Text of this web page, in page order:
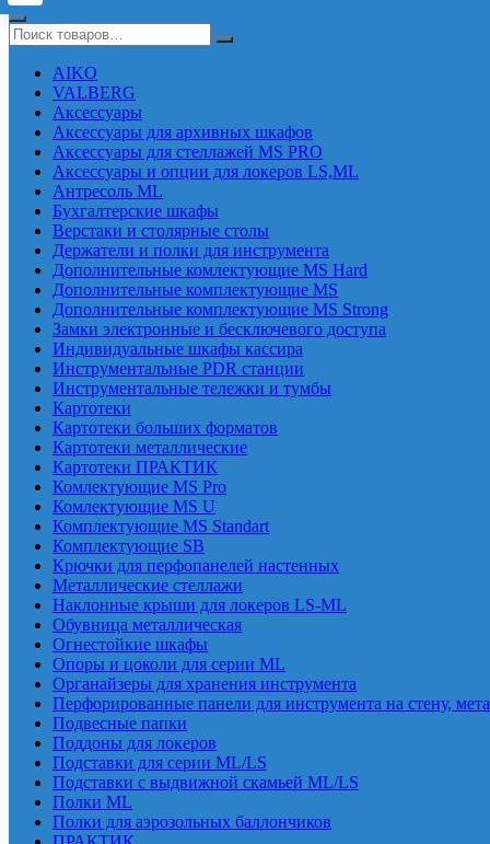
AIKO
VALBERG
Аксессуары
Аксессуары для архивных шкафов
Аксессуары для стеллажей MS PRO
Аксессуары и опции для локеров LS,ML
Антресоль ML
Бухгалтерские шкафы
Верстаки и столярные столы
Держатели и полки для инструмента
Дополнительные комлектующие MS Hard
Дополнительные комплектующие MS
Дополнительные комплектующие MS Strong
Замки электронные и бесключевого доступа
Индивидуальные шкафы кассира
Инструментальные PDR станции
Инструментальные тележки и тумбы
Картотеки
Картотеки больших форматов
Картотеки металлические
Картотеки ПРАКТИК
Комлектующие MS Pro
Комлектующие MS U
Комплектующие MS Standart
Комплектующие SB
Крючки для перфопанелей настенных
Металлические стеллажи
Наклонные крыши для локеров LS-ML
Обувница металлическая
Огнестойкие шкафы
Опоры и цоколи для серии ML
Органайзеры для хранения инструмента
Перфорированные панели для инструмента на стену,
Подвесные папки
Поддоны для локеров
Подставки для серии ML/LS
Подставки с выдвижной скамьей ML/LS
Полки ML
Полки для аэрозольных баллончиков